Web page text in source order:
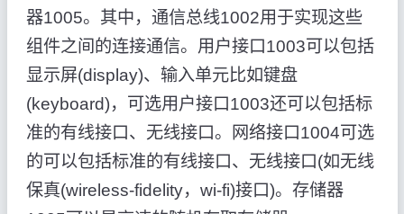
器1005。其中，通信总线1002用于实现这些
组件之间的连接通信。用户接口1003可以包括
显示屏(display)、输入单元比如键盘
(keyboard)，可选用户接口1003还可以包括标
准的有线接口、无线接口。网络接口1004可选
的可以包括标准的有线接口、无线接口(如无线
保真(wireless-fidelity，wi-fi)接口)。存储器